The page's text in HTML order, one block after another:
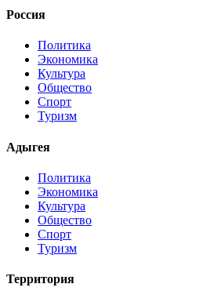
Россия
Политика
Экономика
Культура
Общество
Спорт
Туризм
Адыгея
Политика
Экономика
Культура
Общество
Спорт
Туризм
Территория